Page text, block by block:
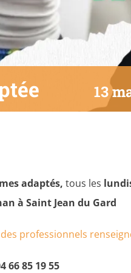
13
adaptés, tous les
à Saint Jean du Gard
professionnels
66 85 19 55